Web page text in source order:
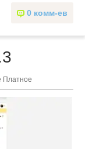
0 комм-ев
Платное